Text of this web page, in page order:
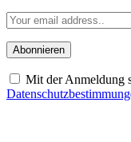
Mit der Anmeldung